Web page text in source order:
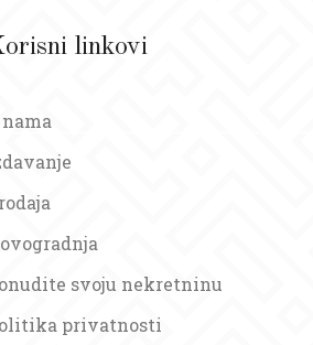
linkovi
nama
svoju nekretninu
privatnosti